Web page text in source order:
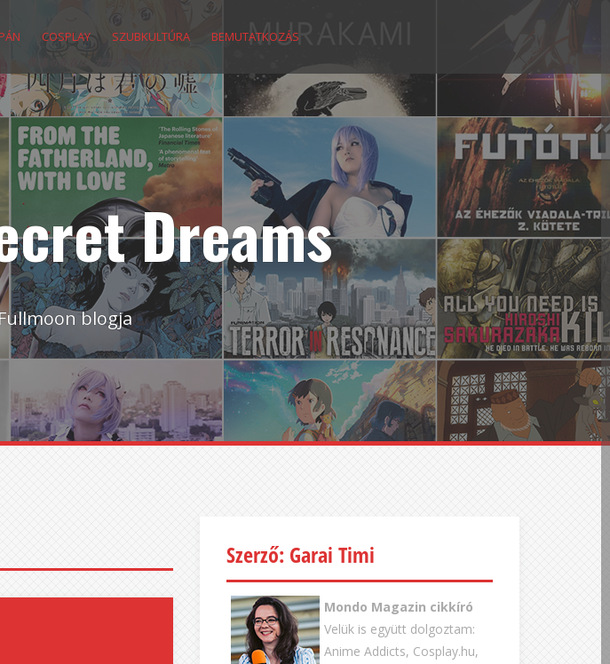
COSPLAY SZUBKULTÚRA BEMUTATKOZÁS
Dreams
blogja
Szerző: Garai Timi
Mondo Magazin cikkíró
Velük is együtt dolgoztam:
Anime Addicts, Cosplay.hu,